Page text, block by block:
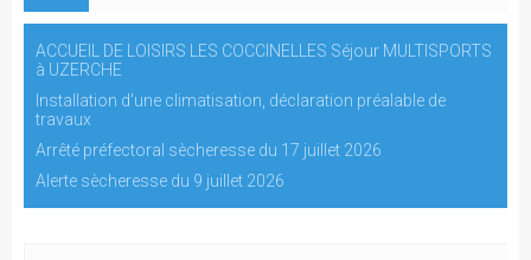
ACCUEIL DE LOISIRS LES COCCINELLES Séjour MULTISPORTS
à UZERCHE
Installation d'une climatisation, déclaration préalable de
travaux
Arrêté préfectoral sècheresse du 17 juillet 2026
Alerte sècheresse du 9 juillet 2026